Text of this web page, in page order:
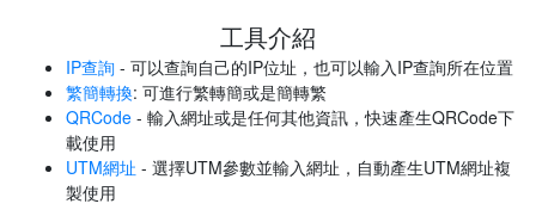
工具介紹
IP查詢 - 可以查詢自己的IP位址，也可以輸入IP查詢所在位置
繁簡轉換: 可進行繁轉簡或是簡轉繁
QRCode - 輸入網址或是任何其他資訊，快速產生QRCode下
載使用
UTM網址 - 選擇UTM參數並輸入網址，自動產生UTM網址複
製使用